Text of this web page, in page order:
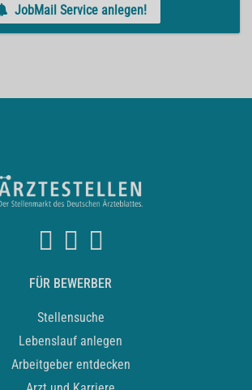
JobMail Service anlegen!
FÜR BEWERBER
Stellensuche
Lebenslauf anlegen
Arbeitgeber entdecken